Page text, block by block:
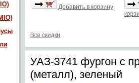
Добавить в корзину
Все скидки
УАЗ-3741 фургон с
(металл), зеленый